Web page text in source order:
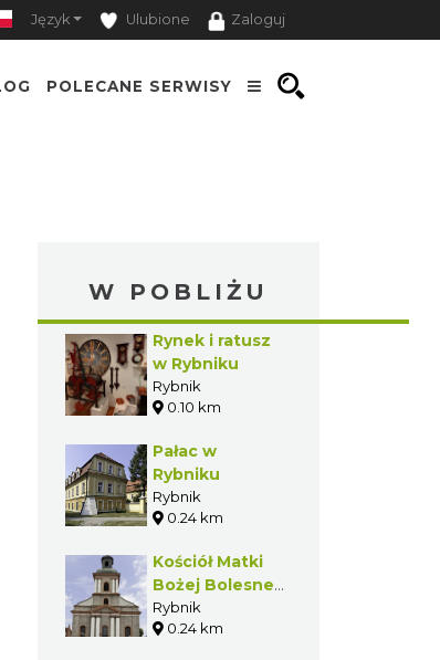
Język Ulubione Zaloguj
POLECANE SERWISY
W POBLIŻU
Rynek i ratusz
w Rybniku
Rybnik
0.10 km
Pałac w
Rybniku
Rybnik
0.24 km
Kościół Matki
Bożej Bolesnej
w Rybniku
Rybnik
0.24 km